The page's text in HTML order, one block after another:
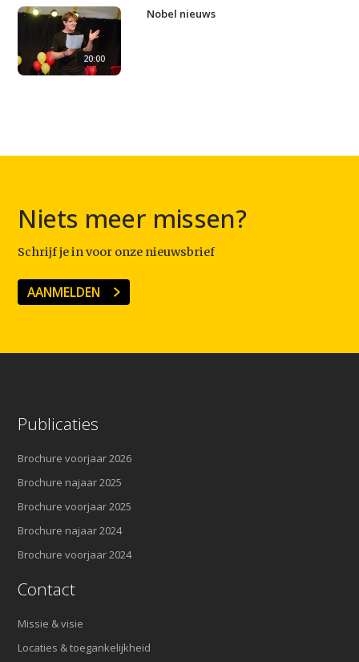
Agenda
20:00
Nobel nieuws
Niets meer missen?
Schrijf je in voor onze nieuwsbrief
AANMELDEN
Publicaties
Brochure voorjaar 2026
Brochure najaar 2025
Brochure voorjaar 2025
Brochure najaar 2024
Brochure voorjaar 2024
Contact
Missie & visie
Locaties & toegankelijkheid